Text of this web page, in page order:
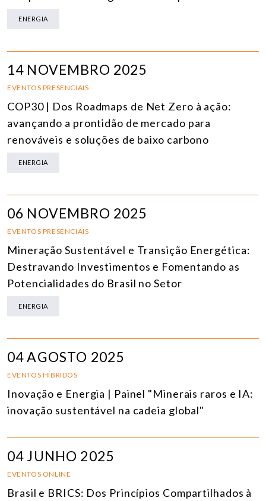
ENERGIA
14 NOVEMBRO 2025
EVENTOS PRESENCIAIS
COP30 | Dos Roadmaps de Net Zero à ação:
avançando a prontidão de mercado para
renováveis e soluções de baixo carbono
ENERGIA
06 NOVEMBRO 2025
EVENTOS PRESENCIAIS
Mineração Sustentável e Transição Energética:
Destravando Investimentos e Fomentando as
Potencialidades do Brasil no Setor
ENERGIA
04 AGOSTO 2025
EVENTOS HÍBRIDOS
Inovação e Energia | Painel "Minerais raros e IA:
inovação sustentável na cadeia global"
04 JUNHO 2025
EVENTOS ONLINE
Brasil e BRICS: Dos Princípios Compartilhados à